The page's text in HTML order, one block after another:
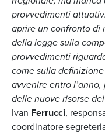
provvedimenti
aprire un confronto di
della legge sulla
provvedimenti
come sulla
avvenire entro
delle nuove
Ivan Ferrucci,
coordinatore